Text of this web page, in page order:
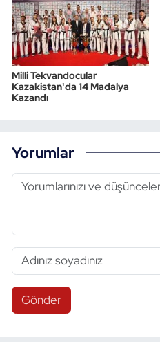
Milli Tekvandocular
Kazakistan'da 14 Madalya
Kazandı
Yorumlar
Gönder